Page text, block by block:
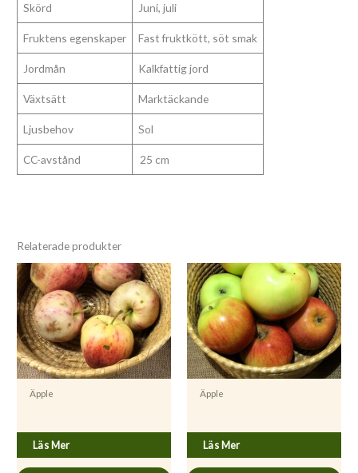
Skörd Juni, juli
Fruktens egenskaper Fast fruktkött, söt smak
Jordmån Kalkfattig jord
Växtsätt Marktäckande
Ljusbehov Sol
CC-avstånd 25 cm
Relaterade produkter
Äpple
Läs Mer
Äpple
Läs Mer